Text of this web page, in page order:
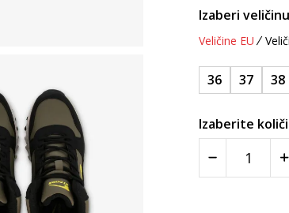
Izaberi
Veličine EU
36 37 38
Izaberite